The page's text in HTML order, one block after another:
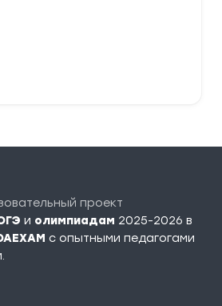
проект
и олимпиадам 2025-2026 в
c опытными педагогами